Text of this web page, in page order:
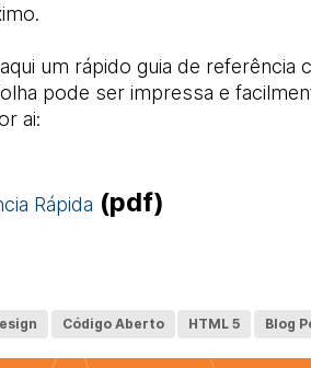
um rápido guia de
pode ser impressa e
ai:
Rápida (pdf)
Código Aberto HTML 5 Blog